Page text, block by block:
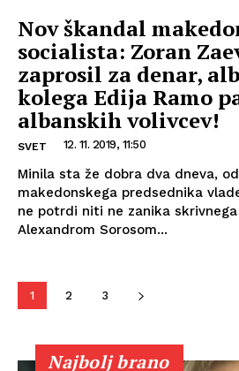
Nov škandal
socialista: Zoran
zaprosil za denar,
kolega Edija Ramo
albanskih volivcev!
SVET 12. 11. 2019, 11:50
Minila sta že dobra dva dneva,
makedonskega predsednika
ne potrdi niti ne zanika
Alexandrom Sorosom...
1 2 3
Najbolj brano